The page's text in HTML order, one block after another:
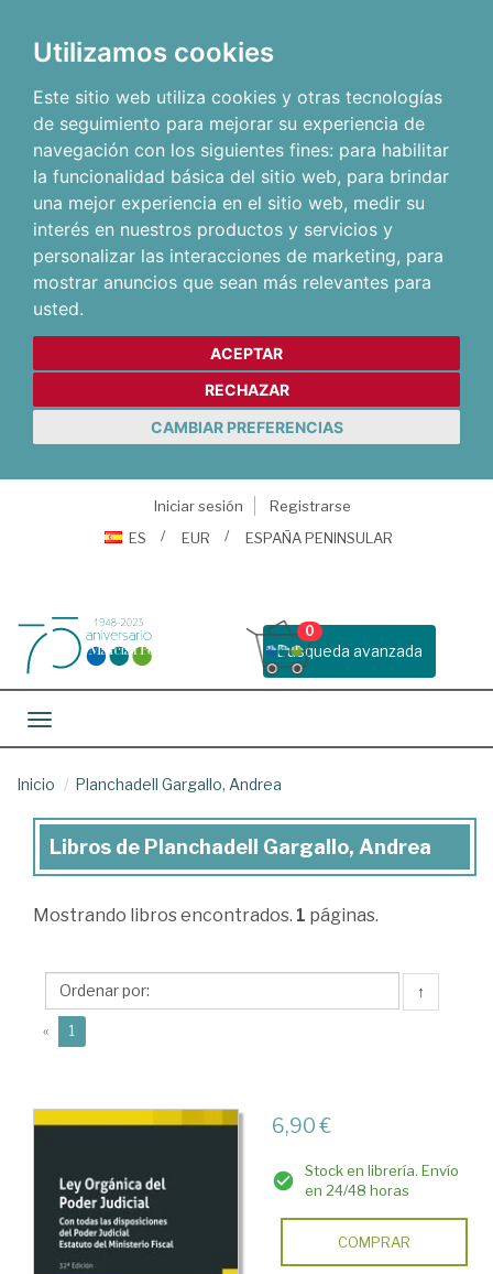
Utilizamos cookies
Este sitio web utiliza cookies y otras tecnologías
de seguimiento para mejorar su experiencia de
navegación con los siguientes fines: para habilitar
la funcionalidad básica del sitio web, para brindar
una mejor experiencia en el sitio web, medir su
interés en nuestros productos y servicios y
personalizar las interacciones de marketing, para
mostrar anuncios que sean más relevantes para
usted.
ACEPTAR
RECHAZAR
CAMBIAR PREFERENCIAS
Iniciar sesión
Registrarse
ES
EUR ESPAÑA PENINSULAR
Busqueda avanzada
0
Toggle navigation
Inicio Planchadell Gargallo, Andrea
Libros
Planchadell
Andrea
Libros de Planchadell Gargallo, Andrea
Mostrando libros encontrados. 1 páginas.
↑
« 1
6,90 €
Stock en librería. Envío
en 24/48 horas
COMPRAR